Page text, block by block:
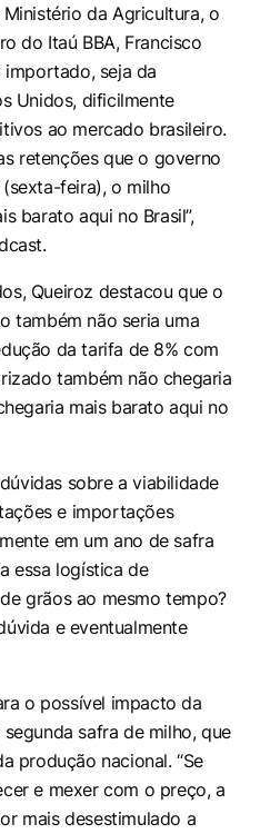
da Agricultura, o
do Itaú BBA, Francisco
importado, seja da
Unidos, dificilmente
ao mercado brasileiro.
retenções que o governo
feira), o milho
barato aqui no Brasil”,
Queiroz destacou que o
também não seria uma
da tarifa de 8% com
também não chegaria
mais barato aqui no
sobre a viabilidade
e importações
em um ano de safra
essa logística de
grãos ao mesmo tempo?
e eventualmente
o possível impacto da
safra de milho, que
produção nacional. “Se
e mexer com o preço, a
mais desestimulado a